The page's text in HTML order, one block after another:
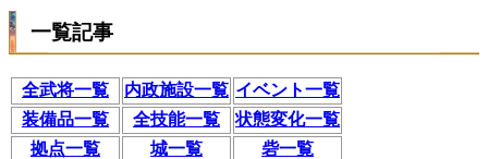
一覧記事
全武将一覧 内政施設一覧 イベント一覧
装備品一覧
全技能一覧
状態変化一覧
拠点一覧
城一覧
砦一覧